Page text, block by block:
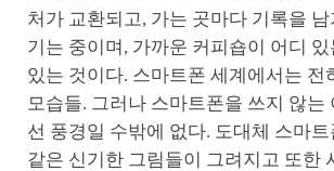
처가 교환되고, 가는 곳마다 기록을
기는 중이며, 가까운 커피숍이 어디
있는 것이다. 스마트폰 세계에서는 전
모습들. 그러나 스마트폰을 쓰지 않는
선 풍경일 수밖에 없다. 도대체 스마트
같은 신기한 그림들이 그려지고 또한